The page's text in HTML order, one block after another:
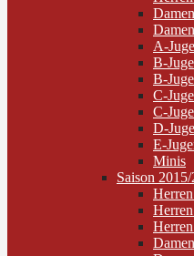
A-
B-
B-
C-
C-
D-
E-
Minis
Saison
Herren